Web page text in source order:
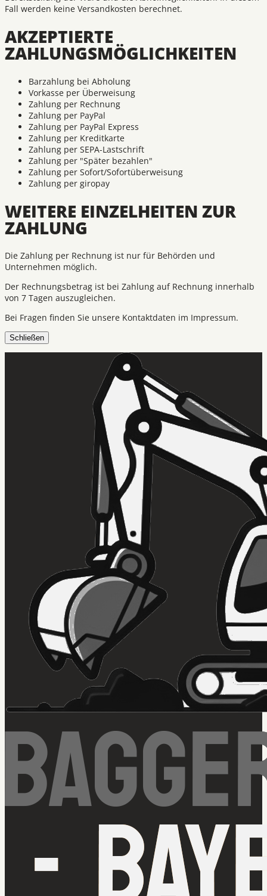
Fall werden keine Versandkosten berechnet.
AKZEPTIERTE
ZAHLUNGSMÖGLICHKEITEN
Barzahlung bei Abholung
Vorkasse per Überweisung
Zahlung per Rechnung
Zahlung per PayPal
Zahlung per PayPal Express
Zahlung per Kreditkarte
Zahlung per SEPA-Lastschrift
Zahlung per "Später bezahlen"
Zahlung per Sofort/Sofortüberweisung
Zahlung per giropay
WEITERE EINZELHEITEN ZUR
ZAHLUNG
Die Zahlung per Rechnung ist nur für Behörden und
Unternehmen möglich.
Der Rechnungsbetrag ist bei Zahlung auf Rechnung innerhalb
von 7 Tagen auszugleichen.
Bei Fragen finden Sie unsere Kontaktdaten im Impressum.
Schließen